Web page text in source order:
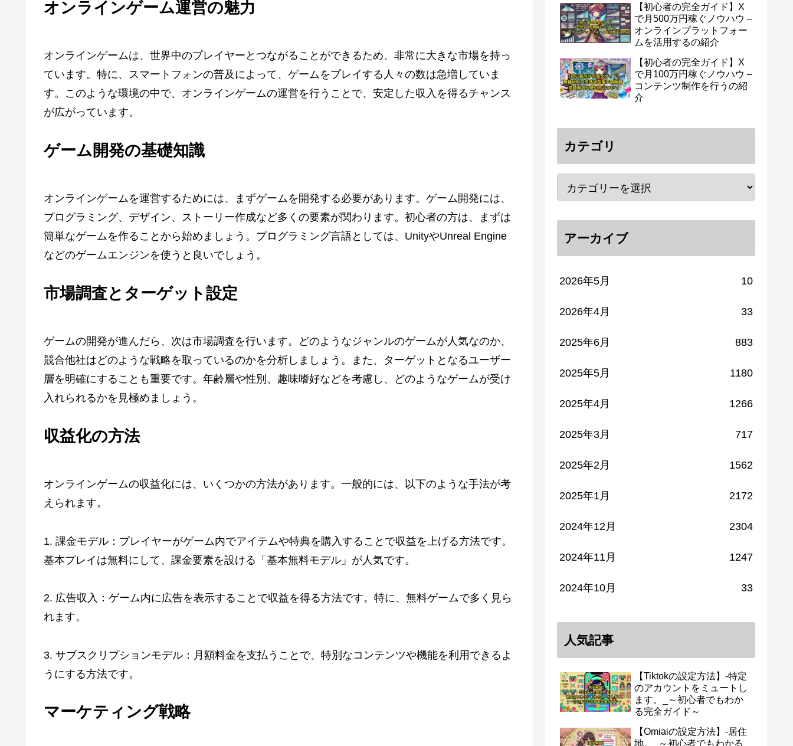
オンラインゲーム運営の魅力
オンラインゲームは、世界中のプレイヤーとつながることができるため、非常に大きな市場を持っ
ています。特に、スマートフォンの普及によって、ゲームをプレイする人々の数は急増していま
す。このような環境の中で、オンラインゲームの運営を行うことで、安定した収入を得るチャンス
が広がっています。
ゲーム開発の基礎知識
オンラインゲームを運営するためには、まずゲームを開発する必要があります。ゲーム開発には、
プログラミング、デザイン、ストーリー作成など多くの要素が関わります。初心者の方は、まずは
簡単なゲームを作ることから始めましょう。プログラミング言語としては、UnityやUnreal Engine
などのゲームエンジンを使うと良いでしょう。
市場調査とターゲット設定
ゲームの開発が進んだら、次は市場調査を行います。どのようなジャンルのゲームが人気なのか、
競合他社はどのような戦略を取っているのかを分析しましょう。また、ターゲットとなるユーザー
層を明確にすることも重要です。年齢層や性別、趣味嗜好などを考慮し、どのようなゲームが受け
入れられるかを見極めましょう。
収益化の方法
オンラインゲームの収益化には、いくつかの方法があります。一般的には、以下のような手法が考
えられます。
1. 課金モデル：プレイヤーがゲーム内でアイテムや特典を購入することで収益を上げる方法です。
基本プレイは無料にして、課金要素を設ける「基本無料モデル」が人気です。
2. 広告収入：ゲーム内に広告を表示することで収益を得る方法です。特に、無料ゲームで多く見ら
れます。
3. サブスクリプションモデル：月額料金を支払うことで、特別なコンテンツや機能を利用できるよ
うにする方法です。
マーケティング戦略
【初心者の完全ガイド】X
で月500万円稼ぐノウハウ –
オンラインプラットフォー
ムを活用するの紹介
【初心者の完全ガイド】X
で月100万円稼ぐノウハウ –
コンテンツ制作を行うの紹
介
カテゴリ
アーカイブ
2026年5月 10
2026年4月 33
2025年6月 883
2025年5月 1180
2025年4月 1266
2025年3月 717
2025年2月 1562
2025年1月 2172
2024年12月 2304
2024年11月 1247
2024年10月 33
人気記事
【Tiktokの設定方法】-特定
のアカウントをミュートし
ます。_～初心者でもわか
る完全ガイド～
【Omiaiの設定方法】-居住
地。_～初心者でもわかる